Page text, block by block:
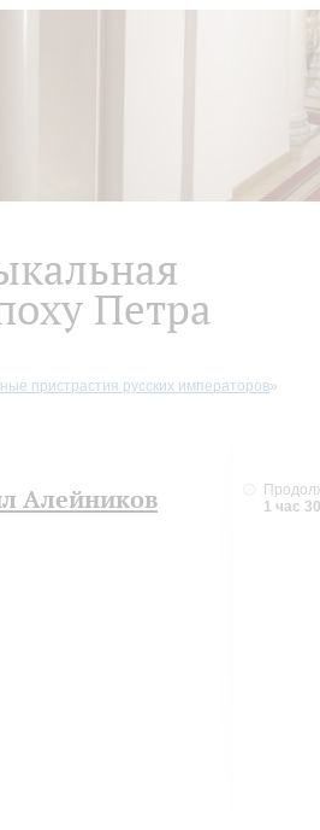
Петра
пристрастия русских императоров»
Алейников
1 час